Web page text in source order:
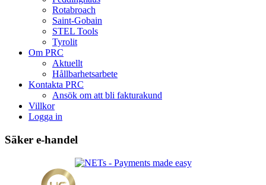
Rotabroach
Saint-Gobain
STEL Tools
Tyrolit
Om PRC
Aktuellt
Hållbarhetsarbete
Kontakta PRC
Ansök om att bli fakturakund
Villkor
Logga in
Säker e-handel